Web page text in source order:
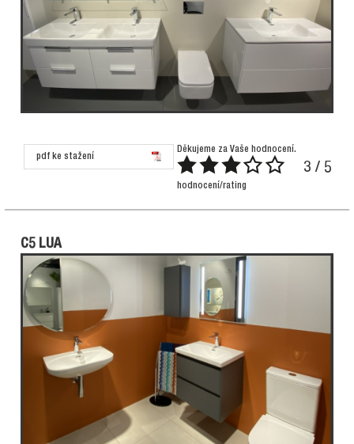
pdf ke stažení
Děkujeme za Vaše hodnocení.
3 / 5
hodnocení/rating
C5 LUA